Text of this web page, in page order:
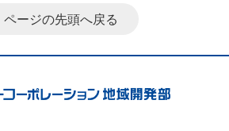
ページの先頭へ戻る